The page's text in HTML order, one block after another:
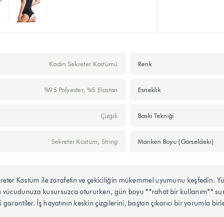
Kadın Sekreter Kostümü Renk
%95 Polyester, %5 Elastan Esneklik
Çizgili Baskı Tekniği
Sekreter Kostüm, String Manken Boyu (Görseldeki)
Kostüm ile zarafetin ve çekiciliğin mükemmel uyumunu keşfedin.
vücudunuza kusursuzca otururken, gün boyu **rahat bir kullanım**
İş hayatının keskin çizgilerini, baştan çıkarıcı bir yorumla